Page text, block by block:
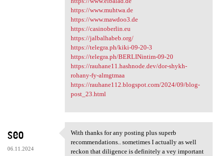
https://www.muhtwa.de
https://www.mawdoo3.de
https://casinoberlin.eu
https://jalbalhabeb.org/
https://telegra.ph/kiki-09-20-3
https://telegra.ph/BERLINintim-09-20
https://rauhane11.hashnode.dev/dor-shykh-
rohany-fy-almgtmaa
https://rauhane112.blogspot.com/2024/09/blog-
post_23.html
seo
06.11.2024
With thanks for any posting
With thanks for any posting plus superb
recommendations.. sometimes I actually as well
reckon that diligence is definitely a vey important